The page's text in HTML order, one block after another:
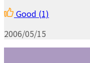
Good (1)
2006/05/15